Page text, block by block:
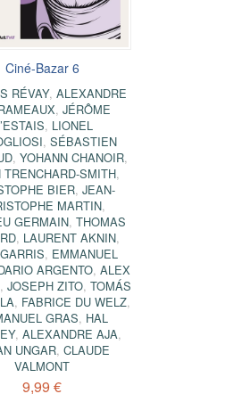
Ciné-Bazar 6
RÉVAY, ALEXANDRE
, JÉRÔME
, LIONEL
, SÉBASTIEN
, YOHANN CHANOIR,
TRENCHARD-SMITH,
BIER, JEAN-
MARTIN,
GERMAIN, THOMAS
, LAURENT AKNIN,
, EMMANUEL
ARGENTO, ALEX
, JOSEPH ZITO, TOMÁS
, FABRICE DU WELZ,
GRAS, HAL
, ALEXANDRE AJA,
UNGAR, CLAUDE
VALMONT
9,99 €